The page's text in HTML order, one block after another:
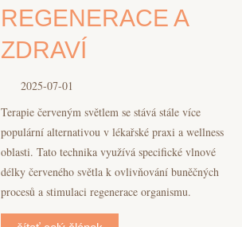
REGENERACE A
ZDRAVÍ
2025-07-01
Terapie červeným světlem se stává stále více
populární alternativou v lékařské praxi a wellness
oblasti. Tato technika využívá specifické vlnové
délky červeného světla k ovlivňování buněčných
procesů a stimulaci regenerace organismu.